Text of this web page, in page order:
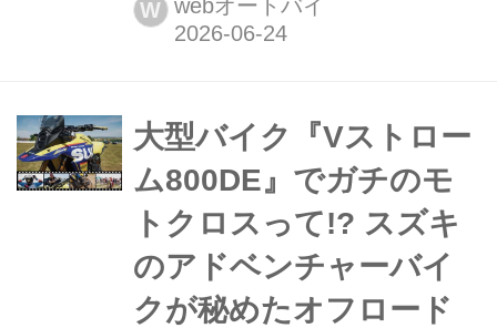
イクを代表する「Vストローム」シリ
回の記事では、まずネーミングの由来
をクイズ形式で紐解きながら、そのコ
ンセプトに迫ります。
W webオートバイ
大型バイク『Vストロー
ム800DE』でガチのモ
トクロスって!? スズキ
のアドベンチャーバイ
クが秘めたオフロード